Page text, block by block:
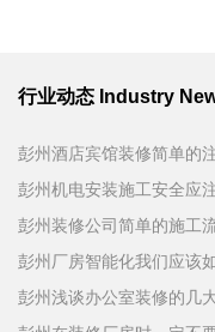
行业动态 Industry
彭州酒店宾馆装修简单的
彭州机电安装施工安全应
彭州装修公司简单的施工
彭州厂房智能化我们应该
彭州浅谈办公室装修的几